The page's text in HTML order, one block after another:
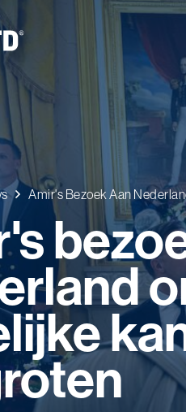
Amir's Bezoek Aan